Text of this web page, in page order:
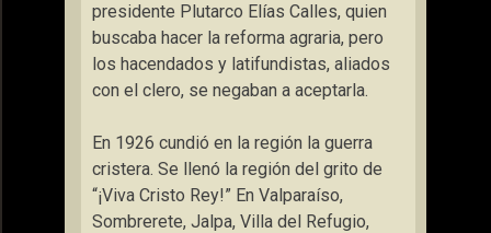
presidente Plutarco Elías Calles, quien
buscaba hacer la reforma agraria, pero
los hacendados y latifundistas, aliados
con el clero, se negaban a aceptarla.
En 1926 cundió en la región la guerra
cristera. Se llenó la región del grito de
“¡Viva Cristo Rey!” En Valparaíso,
Sombrerete, Jalpa, Villa del Refugio,